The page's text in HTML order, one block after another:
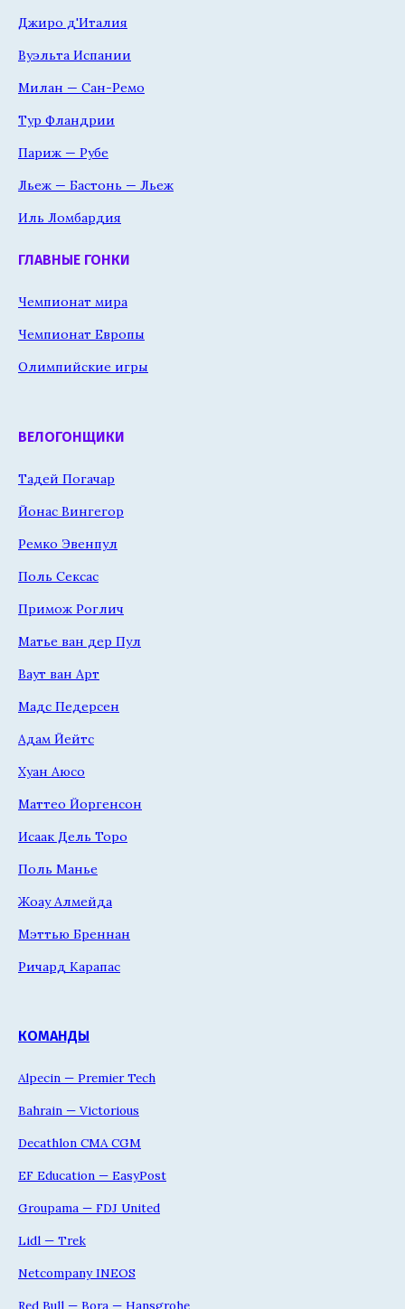
Джиро д'Италия
Вуэльта Испании
Милан — Сан-Ремо
Тур Фландрии
Париж — Рубе
Льеж — Бастонь — Льеж
Иль Ломбардия
ГЛАВНЫЕ ГОНКИ
Чемпионат мира
Чемпионат Европы
Олимпийские игры
ВЕЛОГОНЩИКИ
Тадей Погачар
Йонас Вингегор
Ремко Эвенпул
Поль Сексас
Примож Роглич
Матье ван дер Пул
Ваут ван Арт
Мадс Педерсен
Адам Йейтс
Хуан Аюсо
Маттео Йоргенсон
Исаак Дель Торо
Поль Манье
Жоау Алмейда
Мэттью Бреннан
Ричард Карапас
КОМАНДЫ
Alpecin — Premier Tech
Bahrain — Victorious
Decathlon CMA CGM
EF Education — EasyPost
Groupama — FDJ United
Lidl — Trek
Netcompany INEOS
Red Bull — Bora — Hansgrohe